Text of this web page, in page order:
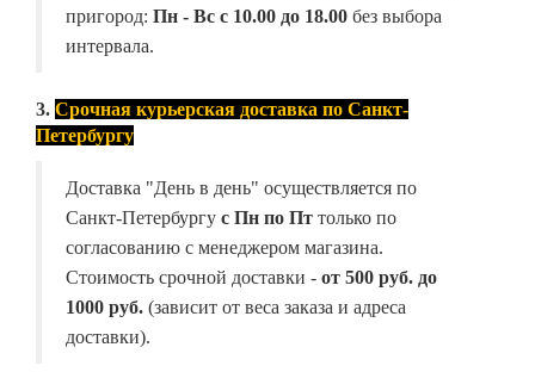
пригород: Пн - Вс с 10.00 до 18.00 без выбора
интервала.
3. Срочная курьерская доставка по Санкт-
Петербургу
Доставка "День в день" осуществляется по
Санкт-Петербургу с Пн по Пт только по
согласованию с менеджером магазина.
Стоимость срочной доставки - от 500 руб. до
1000 руб. (зависит от веса заказа и адреса
доставки).